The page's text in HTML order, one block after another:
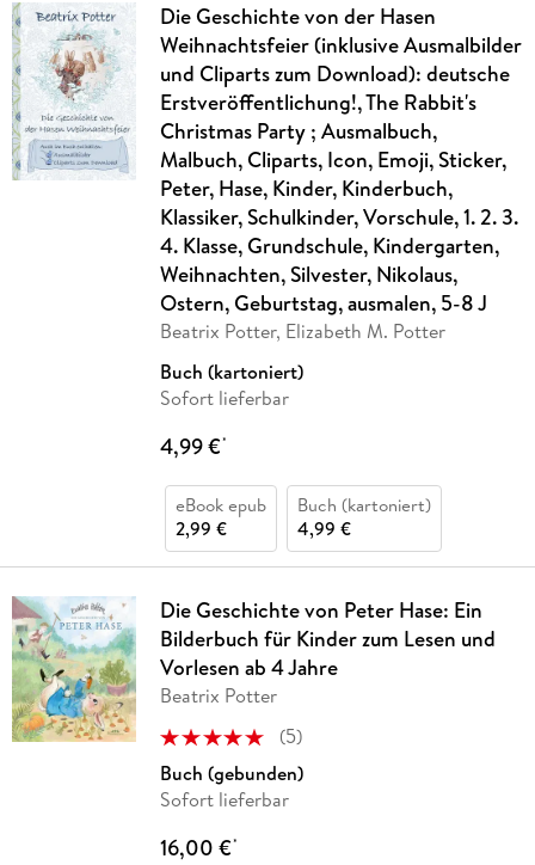
Die Geschichte von der Hasen
Weihnachtsfeier (inklusive Ausmalbilder
und Cliparts zum Download): deutsche
Erstveröffentlichung!, The Rabbit's
Christmas Party ; Ausmalbuch,
Malbuch, Cliparts, Icon, Emoji, Sticker,
Peter, Hase, Kinder, Kinderbuch,
Klassiker, Schulkinder, Vorschule, 1. 2. 3.
4. Klasse, Grundschule, Kindergarten,
Weihnachten, Silvester, Nikolaus,
Ostern, Geburtstag, ausmalen, 5-8 J
Beatrix Potter, Elizabeth M. Potter
Buch (kartoniert)
Sofort lieferbar
4,99 €*
eBook epub
2,99 €
Buch (kartoniert)
4,99 €
Die Geschichte von Peter Hase: Ein
Bilderbuch für Kinder zum Lesen und
Vorlesen ab 4 Jahre
Beatrix Potter
(5)
Buch (gebunden)
Sofort lieferbar
16,00 €*